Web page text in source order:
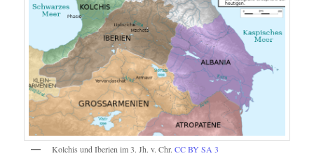
Kolchis und Iberien im 3. Jh. v. Chr.CC BY SA 3